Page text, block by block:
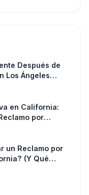
Después de
Los Ángeles
en California:
por
un Reclamo por
(Y Qué